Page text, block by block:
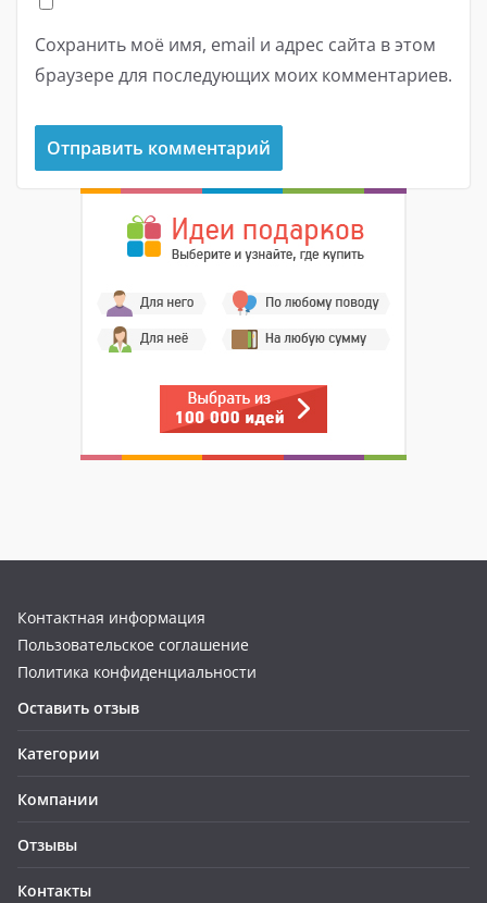
Сохранить моё имя, email и адрес сайта в этом
браузере для последующих моих комментариев.
Контактная информация
Пользовательское соглашение
Политика конфиденциальности
Оставить отзыв
Категории
Компании
Отзывы
Контакты